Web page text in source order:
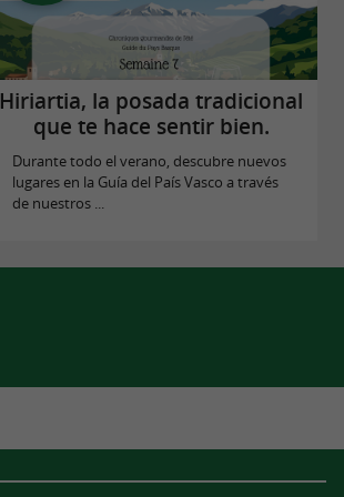
Hiriartia, la posada tradicional
que te hace sentir bien.
Durante todo el verano, descubre nuevos
lugares en la Guía del País Vasco a través
de nuestros ...